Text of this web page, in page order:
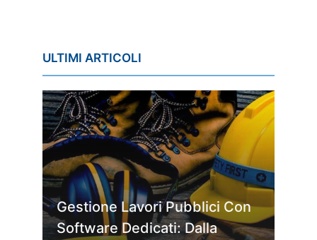
ULTIMI ARTICOLI
Gestione Lavori Pubblici Con
Software Dedicati: Dalla